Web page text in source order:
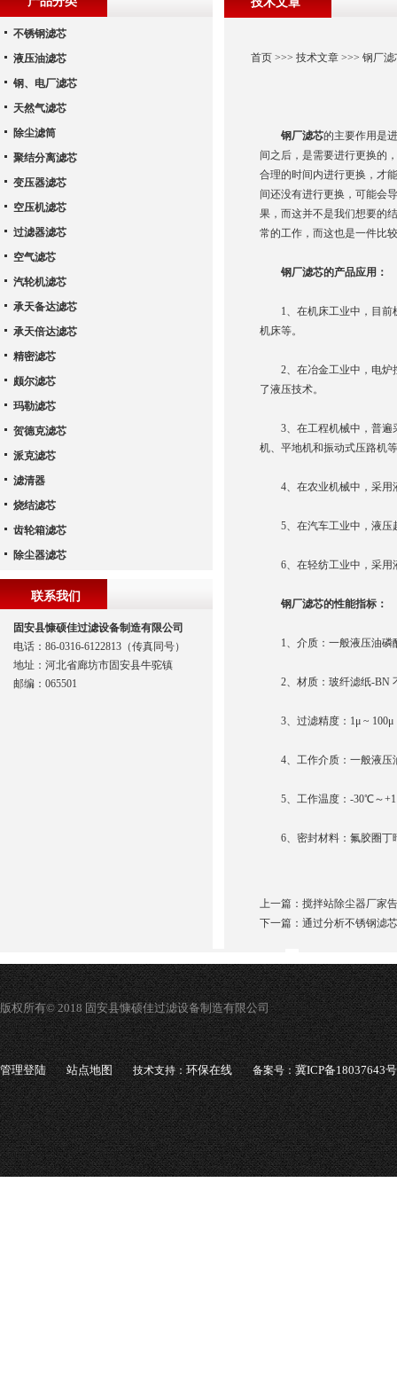
首页>>> 技术文章>>> 钢厂滤
钢厂滤芯的主要作用是
间之后，是需要进行更换的
合理的时间内进行更换，才
间还没有进行更换，可能会
果，而这并不是我们想要的
常的工作，而这也是一件比
钢厂滤芯的产品应用：
1、在机床工业中，目前机
机床等。
2、在冶金工业中，电炉控
了液压技术。
3、在工程机械中，普遍采
机、平地机和振动式压路机
4、在农业机械中，采用
5、在汽车工业中，液压
6、在轻纺工业中，采用
钢厂滤芯的性能指标：
1、介质：一般液压油磷
2、材质：玻纤滤纸-BN
3、过滤精度：1μ ~ 100μ
4、工作介质：一般液压
5、工作温度：-30℃～
6、密封材料：氟胶圈丁
上一篇： 搅拌站除尘器厂家
下一篇： 通过分析不锈钢滤
不锈钢滤芯
液压油滤芯
钢、电厂滤芯
天然气滤芯
除尘滤筒
聚结分离滤芯
变压器滤芯
空压机滤芯
过滤器滤芯
空气滤芯
汽轮机滤芯
承天备达滤芯
承天倍达滤芯
精密滤芯
颇尔滤芯
玛勒滤芯
贺德克滤芯
派克滤芯
滤清器
烧结滤芯
齿轮箱滤芯
除尘器滤芯
联系我们
固安县慷硕佳过滤设备制造有限公司
电话：86-0316-6122813（传真同号）
地址：河北省廊坊市固安县牛驼镇
邮编：065501
版权所有© 2018 固安县慷硕佳过滤设备制造有限公司
管理登陆 站点地图 技术支持：环保在线 备案号：冀ICP备18037643